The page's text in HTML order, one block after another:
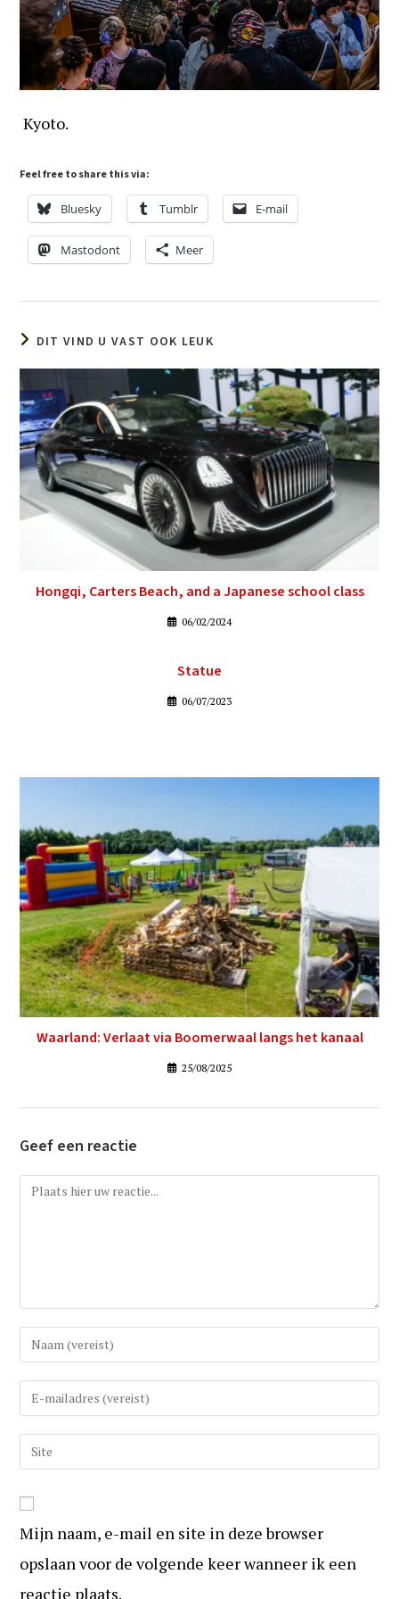
Kyoto.
Feel free to share this via:
Bluesky Tumblr E-mail
Mastodont Meer
DIT VIND U VAST OOK LEUK
Hongqi, Carters Beach, and a Japanese school class
06/02/2024
Statue
06/07/2023
Waarland: Verlaat via Boomerwaal langs het kanaal
25/08/2025
Geef een reactie
Reactie
Vul
uw
(gebruikers)naam
Vul
uw
e-
mail
om
te
reageren
Vul
uw
URL
in
(optioneel)
Mijn naam, e-mail en site in deze browser
opslaan voor de volgende keer wanneer ik een
reactie plaats.